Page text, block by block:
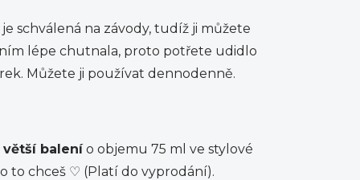
schválená na závody, tudíž ji můžete
lépe chutnala, proto potřete udidlo
Můžete ji používat dennodenně.
větší balenío objemu 75 ml ve stylové
to chceš ♡ (Platí do vyprodání).